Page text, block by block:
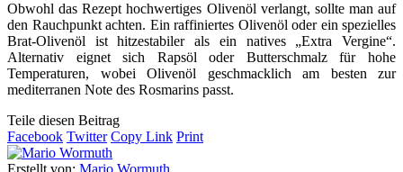
Obwohl das Rezept hochwertiges Olivenöl verlangt, sollte man auf
den Rauchpunkt achten. Ein raffiniertes Olivenöl oder ein spezielles
Brat-Olivenöl ist hitzestabiler als ein natives „Extra Vergine“.
Alternativ eignet sich Rapsöl oder Butterschmalz für hohe
Temperaturen, wobei Olivenöl geschmacklich am besten zur
mediterranen Note des Rosmarins passt.
Teile diesen Beitrag
Facebook Twitter Copy Link Print
Erstellt von: Mario Wormuth